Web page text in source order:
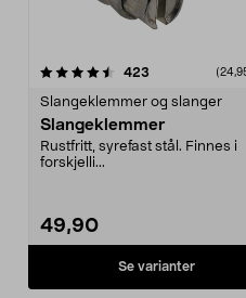
423 anmeldelser
Slangeklemmer og slanger
Slangeklemmer
Rustfritt, syrefast stål. Finnes i
forskjelli...
49,90
Se varianter
4.5 av 5 stjerner